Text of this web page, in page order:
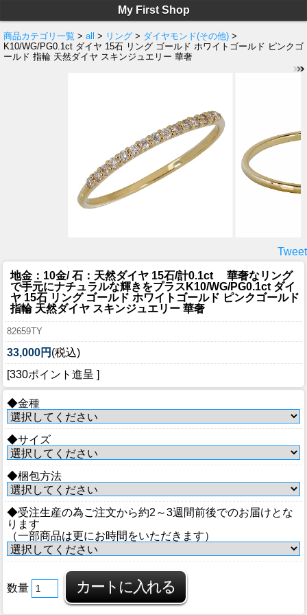
My First Shop
商品カテゴリ一覧 > all > リング > ダイヤモンド(その他) >
K10/WG/PG0.1ct ダイヤ 15石 リング ゴールド ホワイトゴールド ピンクゴ
ールド 指輪 天然ダイヤ スキンジュエリー 華奢
Tweet
地金：10金/ 石：天然ダイヤ 15石/計0.1ct 華奢なリング
で手元にナチュラルな輝きをプラス K10/WG/PG0.1ct ダイ
ヤ 15石 リング ゴールド ホワイトゴールド ピンクゴールド
指輪 天然ダイヤ スキンジュエリー 華奢
82659TY
33,000円 (税込)
[330ポイント進呈 ]
◆金種
◆サイズ
◆梱包方法
◆受注生産の為ご注文から約2～3週間前後でのお届けとな
ります
（一部商品は更にお時間をいただきます）
数量